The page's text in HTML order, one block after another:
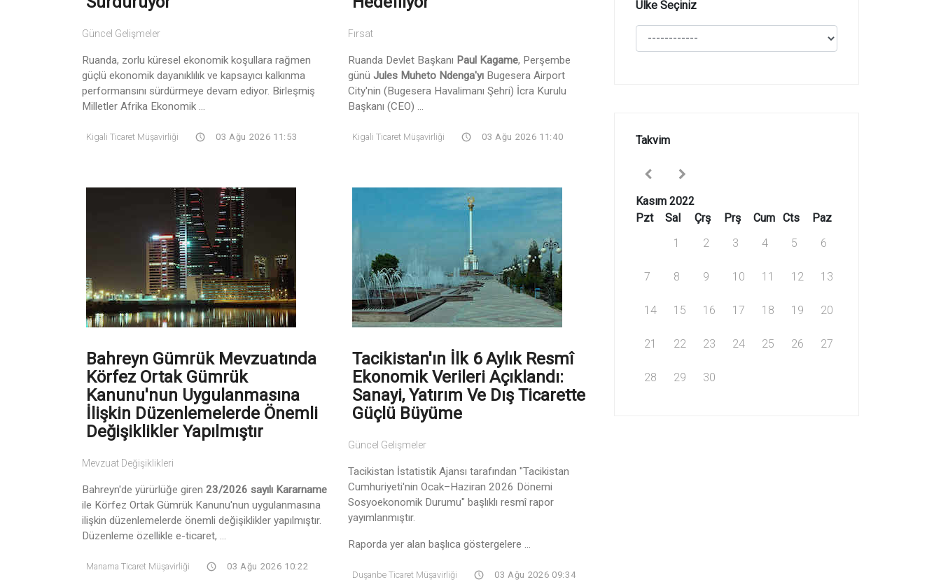
Güncel Gelişmeler
Ruanda, zorlu küresel ekonomik koşullara rağmen
güçlü ekonomik dayanıklılık ve kapsayıcı kalkınma
performansını sürdürmeye devam ediyor. Birleşmiş
Milletler Afrika Ekonomik ...
Kigali Ticaret Müşavirliği 03 Ağu 2026 11:53
Fırsat
Ruanda Devlet Başkanı Paul Kagame, Perşembe
günü Jules Muheto Ndenga'yı Bugesera Airport
City'nin (Bugesera Havalimanı Şehri) İcra Kurulu
Başkanı (CEO) ...
Kigali Ticaret Müşavirliği 03 Ağu 2026 11:40
Bahreyn Gümrük Mevzuatında
Körfez Ortak Gümrük
Kanunu'nun Uygulanmasına
İlişkin Düzenlemelerde Önemli
Değişiklikler Yapılmıştır
Mevzuat Değişiklikleri
Bahreyn'de yürürlüğe giren 23/2026 sayılı Kararname
ile Körfez Ortak Gümrük Kanunu'nun uygulanmasına
ilişkin düzenlemelerde önemli değişiklikler yapılmıştır.
Düzenleme özellikle e-ticaret, ...
Manama Ticaret Müşavirliği 03 Ağu 2026 10:22
Tacikistan'ın İlk 6 Aylık Resmî
Ekonomik Verileri Açıklandı:
Sanayi, Yatırım Ve Dış Ticarette
Güçlü Büyüme
Güncel Gelişmeler
Tacikistan İstatistik Ajansı tarafından "Tacikistan
Cumhuriyeti'nin Ocak–Haziran 2026 Dönemi
Sosyoekonomik Durumu" başlıklı resmî rapor
yayımlanmıştır.
Raporda yer alan başlıca göstergelere ...
Duşanbe Ticaret Müşavirliği 03 Ağu 2026 09:34
Ülke Seçiniz
Takvim
Kasım 2022
Pzt
Sal Çrş Prş Cum Cts
Paz
1
2 3 4 5 6
7 8 9 10 11 12 13
14 15 16 17 18 19 20
21 22 23 24 25 26 27
28 29 30